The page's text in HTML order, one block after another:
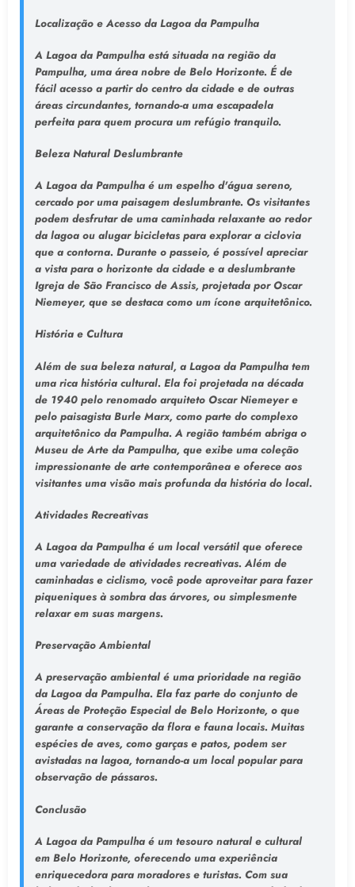
Localização e Acesso da Lagoa da Pampulha
A Lagoa da Pampulha está situada na região da
Pampulha, uma área nobre de Belo Horizonte. É de
fácil acesso a partir do centro da cidade e de outras
áreas circundantes, tornando-a uma escapadela
perfeita para quem procura um refúgio tranquilo.
Beleza Natural Deslumbrante
A Lagoa da Pampulha é um espelho d'água sereno,
cercado por uma paisagem deslumbrante. Os visitantes
podem desfrutar de uma caminhada relaxante ao redor
da lagoa ou alugar bicicletas para explorar a ciclovia
que a contorna. Durante o passeio, é possível apreciar
a vista para o horizonte da cidade e a deslumbrante
Igreja de São Francisco de Assis, projetada por Oscar
Niemeyer, que se destaca como um ícone arquitetônico.
História e Cultura
Além de sua beleza natural, a Lagoa da Pampulha tem
uma rica história cultural. Ela foi projetada na década
de 1940 pelo renomado arquiteto Oscar Niemeyer e
pelo paisagista Burle Marx, como parte do complexo
arquitetônico da Pampulha. A região também abriga o
Museu de Arte da Pampulha, que exibe uma coleção
impressionante de arte contemporânea e oferece aos
visitantes uma visão mais profunda da história do local.
Atividades Recreativas
A Lagoa da Pampulha é um local versátil que oferece
uma variedade de atividades recreativas. Além de
caminhadas e ciclismo, você pode aproveitar para fazer
piqueniques à sombra das árvores, ou simplesmente
relaxar em suas margens.
Preservação Ambiental
A preservação ambiental é uma prioridade na região
da Lagoa da Pampulha. Ela faz parte do conjunto de
Áreas de Proteção Especial de Belo Horizonte, o que
garante a conservação da flora e fauna locais. Muitas
espécies de aves, como garças e patos, podem ser
avistadas na lagoa, tornando-a um local popular para
observação de pássaros.
Conclusão
A Lagoa da Pampulha é um tesouro natural e cultural
em Belo Horizonte, oferecendo uma experiência
enriquecedora para moradores e turistas. Com sua